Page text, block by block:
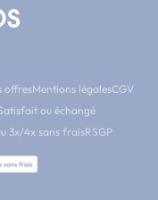
offresMentions légalesCGV
ou échangé
3x/4x sans fraisRSGP